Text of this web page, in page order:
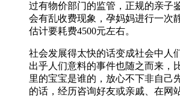
过有物价部门的监管，正规的亲子
会有乱收费现象，孕妈妈进行一次
估计要耗费4500元左右。
社会发展得太快的话变成社会中人
出乎人们意料的事件也随之而来，
里的宝宝是谁的，放心不下非自己
的话，经历咨询好友或亲戚、在网